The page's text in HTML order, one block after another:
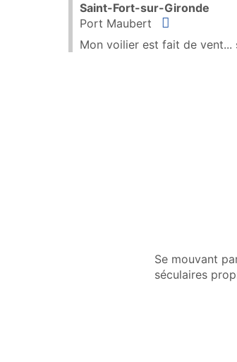
Saint-Fort-sur-Gironde
Port Maubert
Situer
Mon voilier est fait de vent...
Se mouvant
séculaires